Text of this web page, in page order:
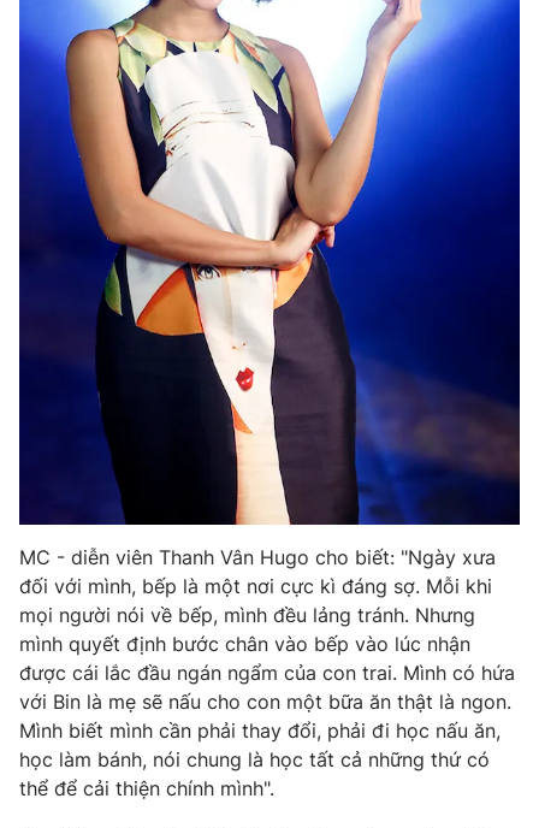
MC - diễn viên Thanh Vân Hugo cho biết: "Ngày xưa
đối với mình, bếp là một nơi cực kì đáng sợ. Mỗi khi
mọi người nói về bếp, mình đều lảng tránh. Nhưng
mình quyết định bước chân vào bếp vào lúc nhận
được cái lắc đầu ngán ngẩm của con trai. Mình có hứa
với Bin là mẹ sẽ nấu cho con một bữa ăn thật là ngon.
Mình biết mình cần phải thay đổi, phải đi học nấu ăn,
học làm bánh, nói chung là học tất cả những thứ có
thể để cải thiện chính mình".